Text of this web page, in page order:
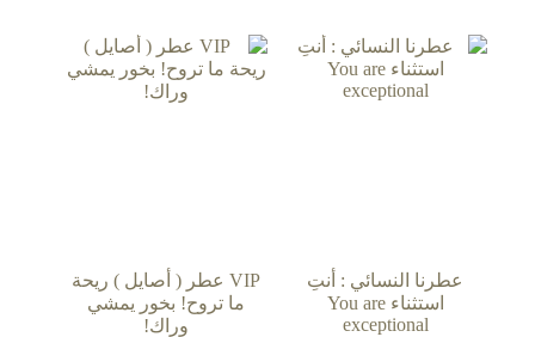
عطرنا النسائي : أنتِ
استثناء You are
exceptional
VIP عطر ( أصايل ) ريحة
ما تروح! بخور يمشي
وراك!